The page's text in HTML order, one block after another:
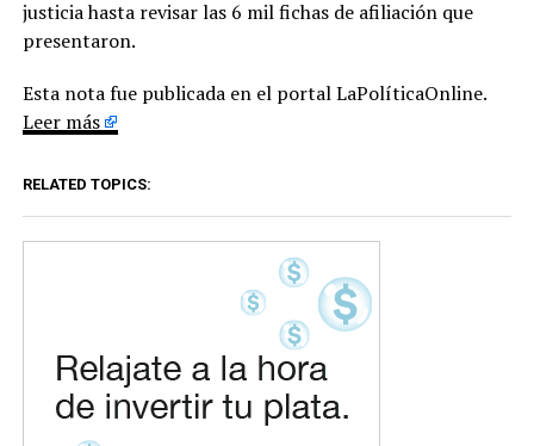
justicia hasta revisar las 6 mil fichas de afiliación que
presentaron.
Esta nota fue publicada en el portal LaPolíticaOnline.
Leer más
RELATED TOPICS: